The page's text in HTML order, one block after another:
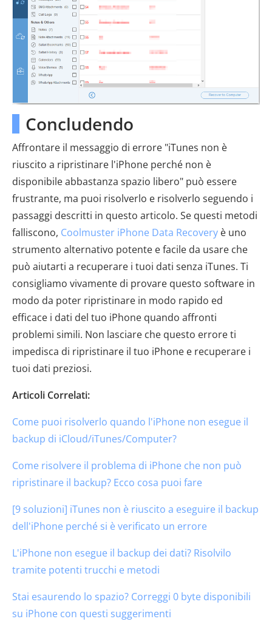
Concludendo
Affrontare il messaggio di errore "iTunes non è
riuscito a ripristinare l'iPhone perché non è
disponibile abbastanza spazio libero" può essere
frustrante, ma puoi risolverlo e risolverlo seguendo i
passaggi descritti in questo articolo. Se questi metodi
falliscono, Coolmuster iPhone Data Recovery è uno
strumento alternativo potente e facile da usare che
può aiutarti a recuperare i tuoi dati senza iTunes. Ti
consigliamo vivamente di provare questo software in
modo da poter ripristinare in modo rapido ed
efficace i dati del tuo iPhone quando affronti
problemi simili. Non lasciare che questo errore ti
impedisca di ripristinare il tuo iPhone e recuperare i
tuoi dati preziosi.
Articoli Correlati:
Come puoi risolverlo quando l'iPhone non esegue il
backup di iCloud/iTunes/Computer?
Come risolvere il problema di iPhone che non può
ripristinare il backup? Ecco cosa puoi fare
[9 soluzioni] iTunes non è riuscito a eseguire il backup
dell'iPhone perché si è verificato un errore
L'iPhone non esegue il backup dei dati? Risolvilo
tramite potenti trucchi e metodi
Stai esaurendo lo spazio? Correggi 0 byte disponibili
su iPhone con questi suggerimenti